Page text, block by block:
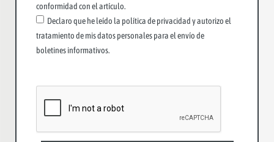
conformidad con el artículo.
Declaro que he leído la política de privacidad y autorizo el
tratamiento de mis datos personales para el envío de
boletines informativos.